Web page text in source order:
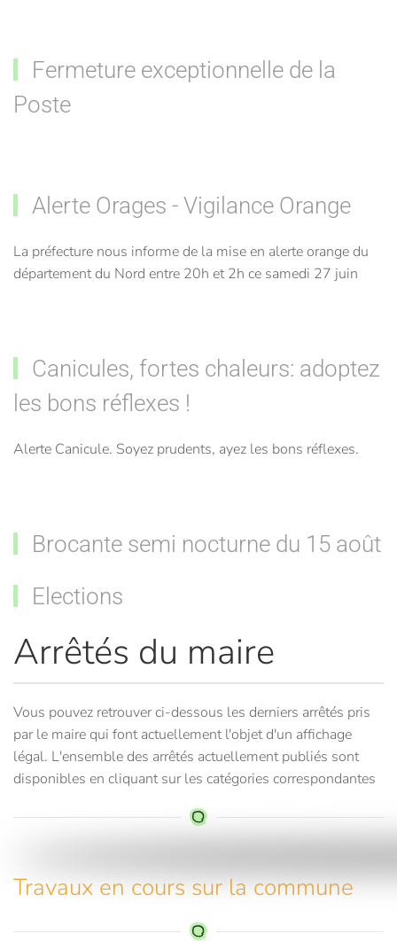
Fermeture exceptionnelle de la
Poste
Alerte Orages - Vigilance Orange
La préfecture nous informe de la mise en alerte orange du
département du Nord entre 20h et 2h ce samedi 27 juin
Canicules, fortes chaleurs: adoptez
les bons réflexes !
Alerte Canicule. Soyez prudents, ayez les bons réflexes.
Brocante semi nocturne du 15 août
Elections
Arrêtés du maire
Vous pouvez retrouver ci-dessous les derniers arrêtés pris
par le maire qui font actuellement l'objet d'un affichage
légal. L'ensemble des arrêtés actuellement publiés sont
disponibles en cliquant sur les catégories correspondantes
Travaux en cours sur la commune